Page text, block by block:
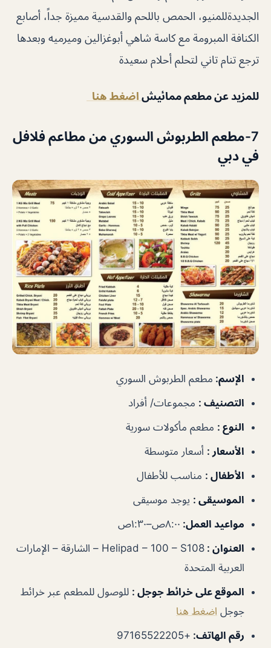
الجديدةللمنيو، الحمص باللحم والقدسية مميزة جداً، أصابع
الكنافة المبرومة مع كاسة شاهي أبوغزالين وميرميه وبعدها
ترجع تنام تاني لتحلم أحلام سعيدة
للمزيد عن مطعم ممائيش اضغط هنا
7-مطعم الطربوش السوري من مطاعم فلافل
في دبي
الإسم: مطعم الطربوش السوري
التصنيف : مجموعات/ أفراد
النوع : مطعم مأكولات سورية
الأسعار : أسعار متوسطة
الأطفال : مناسب للأطفال
الموسيقى : يوجد موسيقى
مواعيد العمل: ٨:٠٠ص–١:٣٠ص
العنوان :
Helipad – 100 – S108 – الشارقة – الإمارات
العربية المتحدة
الموقع على خرائط جوجل : للوصول للمطعم عبر خرائط
جوجل اضغط هنا
رقم الهاتف:
+97165522205